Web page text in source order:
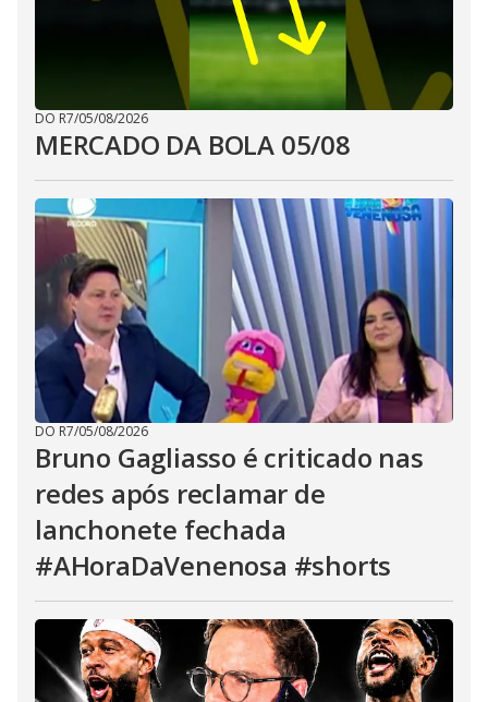
DO R7/05/08/2026
MERCADO DA BOLA 05/08
DO R7/05/08/2026
Bruno Gagliasso é criticado nas
redes após reclamar de
lanchonete fechada
#AHoraDaVenenosa #shorts